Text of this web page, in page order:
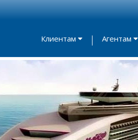
Клиентам Агентам